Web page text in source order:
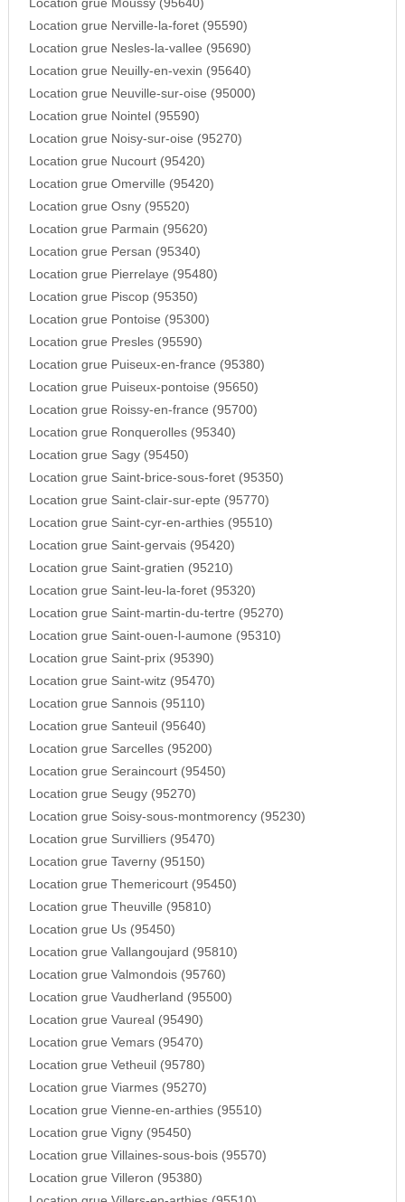
Location grue Moussy (95640)
Location grue Nerville-la-foret (95590)
Location grue Nesles-la-vallee (95690)
Location grue Neuilly-en-vexin (95640)
Location grue Neuville-sur-oise (95000)
Location grue Nointel (95590)
Location grue Noisy-sur-oise (95270)
Location grue Nucourt (95420)
Location grue Omerville (95420)
Location grue Osny (95520)
Location grue Parmain (95620)
Location grue Persan (95340)
Location grue Pierrelaye (95480)
Location grue Piscop (95350)
Location grue Pontoise (95300)
Location grue Presles (95590)
Location grue Puiseux-en-france (95380)
Location grue Puiseux-pontoise (95650)
Location grue Roissy-en-france (95700)
Location grue Ronquerolles (95340)
Location grue Sagy (95450)
Location grue Saint-brice-sous-foret (95350)
Location grue Saint-clair-sur-epte (95770)
Location grue Saint-cyr-en-arthies (95510)
Location grue Saint-gervais (95420)
Location grue Saint-gratien (95210)
Location grue Saint-leu-la-foret (95320)
Location grue Saint-martin-du-tertre (95270)
Location grue Saint-ouen-l-aumone (95310)
Location grue Saint-prix (95390)
Location grue Saint-witz (95470)
Location grue Sannois (95110)
Location grue Santeuil (95640)
Location grue Sarcelles (95200)
Location grue Seraincourt (95450)
Location grue Seugy (95270)
Location grue Soisy-sous-montmorency (95230)
Location grue Survilliers (95470)
Location grue Taverny (95150)
Location grue Themericourt (95450)
Location grue Theuville (95810)
Location grue Us (95450)
Location grue Vallangoujard (95810)
Location grue Valmondois (95760)
Location grue Vaudherland (95500)
Location grue Vaureal (95490)
Location grue Vemars (95470)
Location grue Vetheuil (95780)
Location grue Viarmes (95270)
Location grue Vienne-en-arthies (95510)
Location grue Vigny (95450)
Location grue Villaines-sous-bois (95570)
Location grue Villeron (95380)